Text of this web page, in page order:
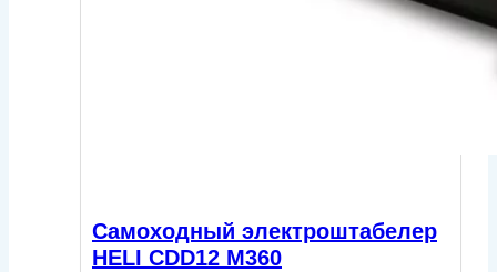
Самоходный электроштабелер
HELI CDD12 M360